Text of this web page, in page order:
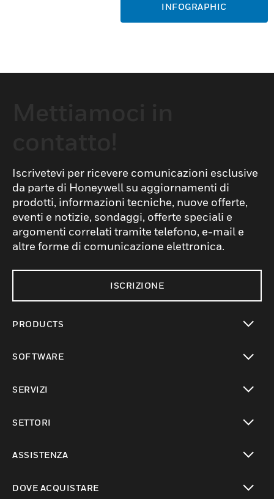
INFOGRAPHIC
Iscrivetevi per ricevere comunicazioni esclusive
da parte di Honeywell su aggiornamenti di
prodotti, informazioni tecniche, nuove offerte,
eventi e notizie, sondaggi, offerte speciali e
argomenti correlati tramite telefono, e-mail e
altre forme di comunicazione elettronica.
ISCRIZIONE
PRODUCTS
SOFTWARE
SERVIZI
SETTORI
ASSISTENZA
DOVE ACQUISTARE